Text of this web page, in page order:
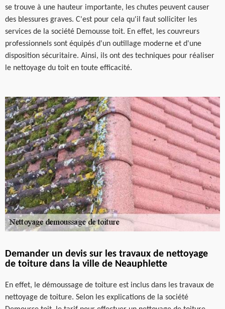
se trouve à une hauteur importante, les chutes peuvent causer
des blessures graves. C'est pour cela qu'il faut solliciter les
services de la société Demousse toit. En effet, les couvreurs
professionnels sont équipés d'un outillage moderne et d'une
disposition sécuritaire. Ainsi, ils ont des techniques pour réaliser
le nettoyage du toit en toute efficacité.
Demander un devis sur les travaux de nettoyage
de toiture dans la ville de Neauphlette
En effet, le démoussage de toiture est inclus dans les travaux de
nettoyage de toiture. Selon les explications de la société